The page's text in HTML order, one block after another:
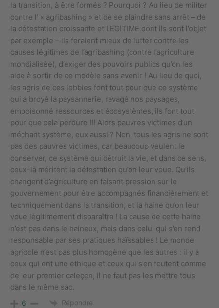
la transition, à être formés ? Pourquoi ? Au lieu de militer
contre l’ « agribashing » et de se plaindre sans arrêt – de
la détestation croissante et LEGITIME dont ils sont l’objet
par exemple – ils feraient mieux de lutter contre les
causes légitimes de l’agribashing (contre l’agriculture
mondialisée), d’exiger des pouvoirs publics qu’on les
aide à sortir de ce modèle sans avenir ! Au lieu de quoi,
les agris de ces lobbies font tout pour que ce système
qui a broyé la paysannerie, ravagé nos paysages,
empoisonné ressources et écosystèmes, ils font tout
pour que cela perdure !!! Alors pauvres victimes d’un
méchant système, eux aussi ? Non, tous les agris ne sont
pas des pauvres victimes, car beaucoup veulent le
conserver, ce système qui détruit la vie, et dans ce sens,
ceux-là méritent la détestation qu’on leur voue. Qu’ils
changent d’agriculture en faisant pression sur le
gouvernement pour être accompagnés financièrement et
techniquement dans la transition, et la haine qu’on leur
voue légitimement disparaîtra ! La cause de cette haine
n’est pas dans le haineux, mais dans celui qui s’en rend
responsable par ses pratiques haïssables ! Le monde
agricole n’est pas plus homogène que les autres : il y a
ceux qui ont une éthique et ceux qui s’en foutent comme
de leur premier caleçon, il ne faut pas les mettre tous
dans le même sac.
6 Répondre